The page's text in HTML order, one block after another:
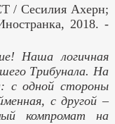
/ Сесилия Ахерн;
2018. -
Наша логичная
Трибунала. На
с одной стороны
с другой –
компромат на